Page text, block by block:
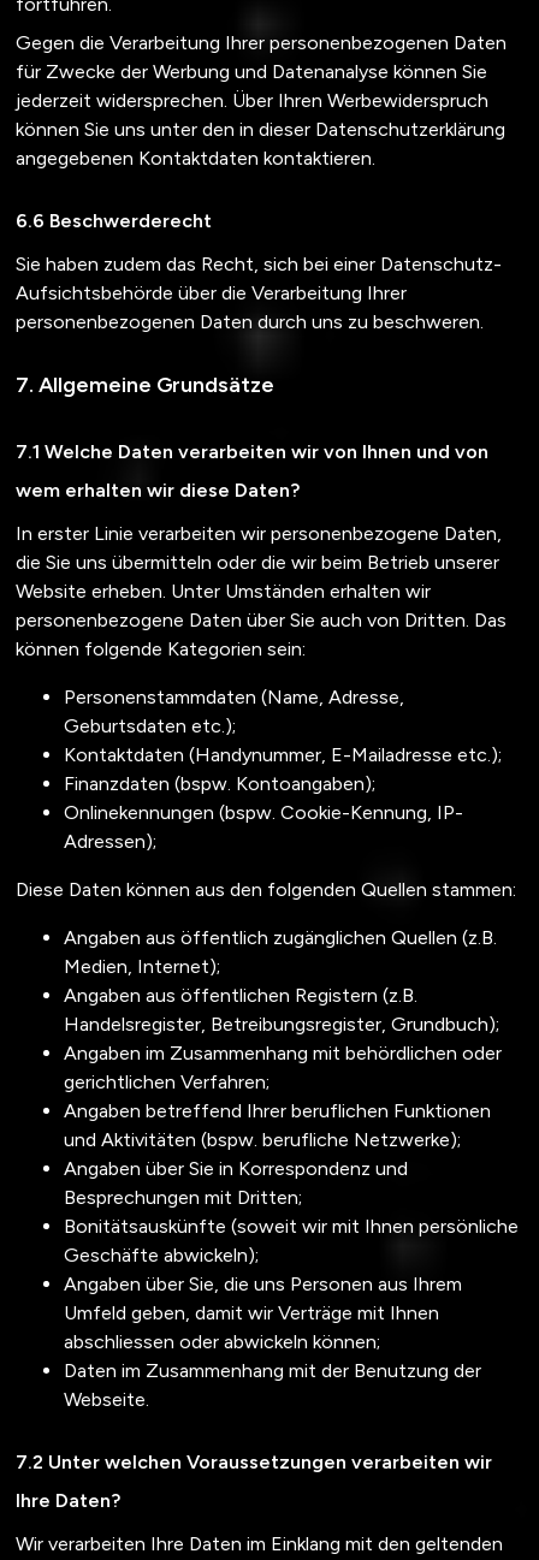
Gegen die Verarbeitung Ihrer personenbezogenen Daten
für Zwecke der Werbung und Datenanalyse können Sie
jederzeit widersprechen. Über Ihren Werbewiderspruch
können Sie uns unter den in dieser Datenschutzerklärung
angegebenen Kontaktdaten kontaktieren.
Beschwerderecht
Sie haben zudem das Recht, sich bei einer Datenschutz-
Aufsichtsbehörde über die Verarbeitung Ihrer
personenbezogenen Daten durch uns zu beschweren.
Allgemeine Grundsätze
Welche Daten verarbeiten wir von Ihnen und von
wem erhalten wir diese Daten?
In erster Linie verarbeiten wir personenbezogene Daten,
die Sie uns übermitteln oder die wir beim Betrieb unserer
Website erheben. Unter Umständen erhalten wir
personenbezogene Daten über Sie auch von Dritten. Das
können folgende Kategorien sein:
Personenstammdaten (Name, Adresse,
Geburtsdaten etc.);
Kontaktdaten (Handynummer, E-Mailadresse etc.);
Finanzdaten (bspw. Kontoangaben);
Onlinekennungen (bspw. Cookie-Kennung, IP-
Adressen);
Diese Daten können aus den folgenden Quellen stammen:
Angaben aus öffentlich zugänglichen Quellen (z.B.
Medien, Internet);
Angaben aus öffentlichen Registern (z.B.
Handelsregister, Betreibungsregister, Grundbuch);
Angaben im Zusammenhang mit behördlichen oder
gerichtlichen Verfahren;
Angaben betreffend Ihrer beruflichen Funktionen
und Aktivitäten (bspw. berufliche Netzwerke);
Angaben über Sie in Korrespondenz und
Besprechungen mit Dritten;
Bonitätsauskünfte (soweit wir mit Ihnen persönliche
Geschäfte abwickeln);
Angaben über Sie, die uns Personen aus Ihrem
Umfeld geben, damit wir Verträge mit Ihnen
abschliessen oder abwickeln können;
Daten im Zusammenhang mit der Benutzung der
Webseite.
Unter welchen Voraussetzungen verarbeiten wir
Ihre Daten?
Wir verarbeiten Ihre Daten im Einklang mit den geltenden